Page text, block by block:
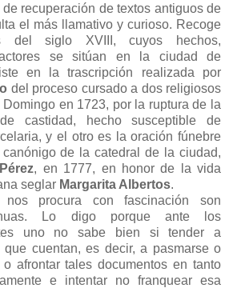
recuperación de textos antiguos de
el más llamativo y curioso. Recoge
del siglo XVIII, cuyos hechos,
se sitúan en la ciudad de
en la trascripción realizada por
del proceso cursado a dos religiosos
en 1723, por la ruptura de la
castidad, hecho susceptible de
y el otro es la oración fúnebre
de la catedral de la ciudad,
, en 1777, en honor de la vida
seglar Margarita Albertos.
procura con fascinación son
Lo digo porque ante los
uno no sabe bien si tender a
cuentan, es decir, a pasmarse o
afrontar tales documentos en tanto
e intentar no franquear esa